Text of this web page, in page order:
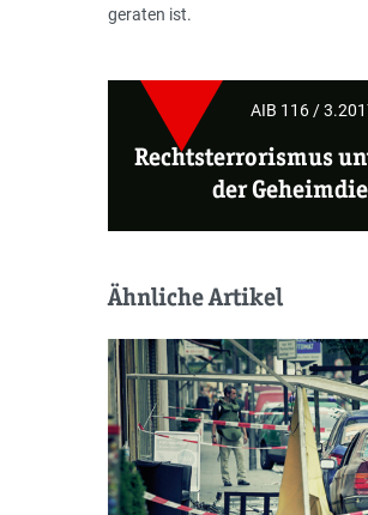
geraten ist.
AIB 116 /
Rechtsterrorismus
der
Ähnliche Artikel